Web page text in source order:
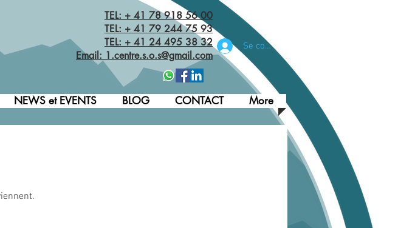
TEL: + 41 78 918 56 00
TEL: + 41 79 244 75 93
TEL: + 41 24 495 38 32‬
Email: 1.centre.s.o.s@gmail.com
Se connecter
NEWS et EVENTS BLOG CONTACT More